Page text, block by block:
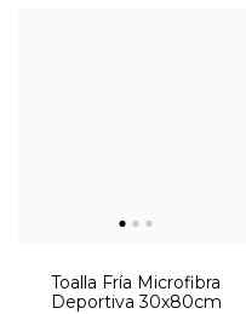
Toalla Fría Microfibra
Deportiva 30x80cm